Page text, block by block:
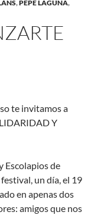
,PEPE LAGUNA,
te invitamos a
Y
Escolapios de
un día, el 19
en apenas dos
amigos que nos